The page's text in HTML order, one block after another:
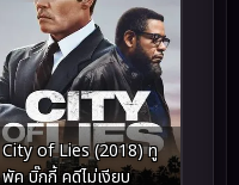
City of Lies (2018) ทู
พัค บิ๊กกี้ คดีไม่เงียบ